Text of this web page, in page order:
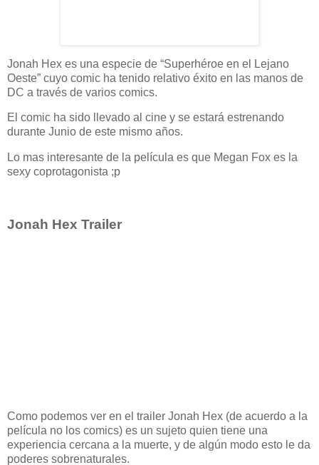
Jonah Hex es una especie de “Superhéroe en el Lejano
Oeste” cuyo comic ha tenido relativo éxito en las manos de
DC a través de varios comics.
El comic ha sido llevado al cine y se estará estrenando
durante Junio de este mismo años.
Lo mas interesante de la película es que Megan Fox es la
sexy coprotagonista ;p
Jonah Hex Trailer
Como podemos ver en el trailer Jonah Hex (de acuerdo a la
película no los comics) es un sujeto quien tiene una
experiencia cercana a la muerte, y de algún modo esto le da
poderes sobrenaturales.